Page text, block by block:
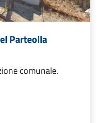
Parteolla
comunale.